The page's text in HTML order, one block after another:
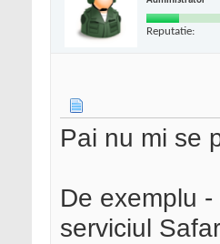
Reputatie:
Pai nu mi se
De exemplu
serviciul